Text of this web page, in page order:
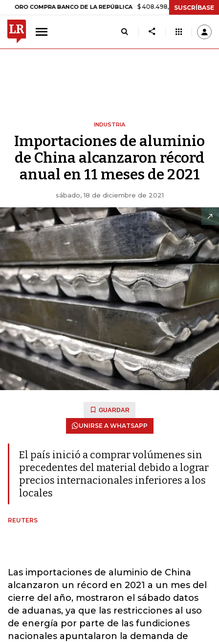
COMPRA BANCO DE LA REPÚBLICA $ 408.498,97 +$ 8.753,81 +2,19%
SUSCRÍBASE
INDUSTRIA
Importaciones de aluminio
de China alcanzaron récord
anual en 11 meses de 2021
sábado, 18 de diciembre de 2021
GUARDAR
UNIRSE A WHATSAPP
El país inició a comprar volúmenes sin
precedentes del material debido a lograr
precios internacionales inferiores a los
locales
REUTERS
Las importaciones de aluminio de China
alcanzaron un récord en 2021 a un mes del
cierre del año, mostraron el sábado datos
de aduanas, ya que las restricciones al uso
de energía por parte de las fundiciones
nacionales apuntalaron la demanda de